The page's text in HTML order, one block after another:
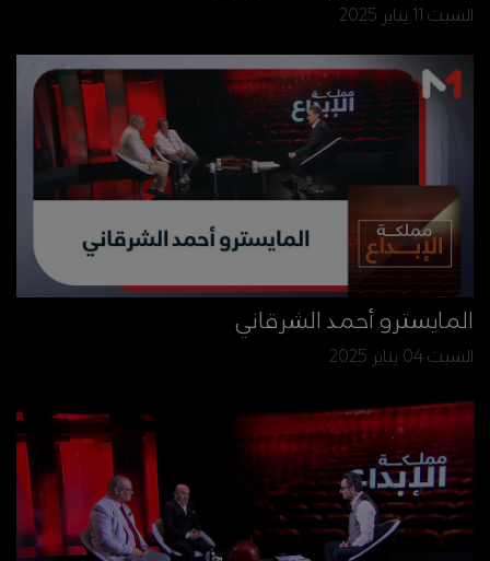
السبت 11 يناير 2025
المايسترو أحمد الشرقاني
السبت 04 يناير 2025